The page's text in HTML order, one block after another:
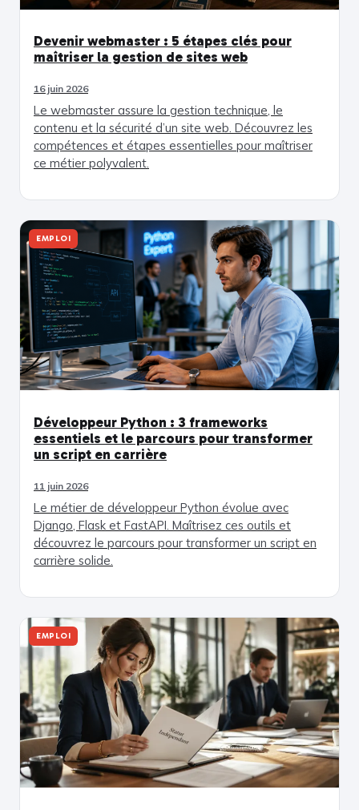
Devenir webmaster : 5 étapes clés pour
maîtriser la gestion de sites web
16 juin 2026
Le webmaster assure la gestion technique, le
contenu et la sécurité d’un site web. Découvrez les
compétences et étapes essentielles pour maîtriser
ce métier polyvalent.
EMPLOI
Développeur Python : 3 frameworks
essentiels et le parcours pour transformer
un script en carrière
11 juin 2026
Le métier de développeur Python évolue avec
Django, Flask et FastAPI. Maîtrisez ces outils et
découvrez le parcours pour transformer un script en
carrière solide.
EMPLOI